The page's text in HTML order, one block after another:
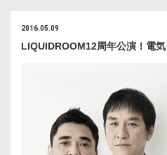
2016.05.09
LIQUIDROOM12周年公演！電気